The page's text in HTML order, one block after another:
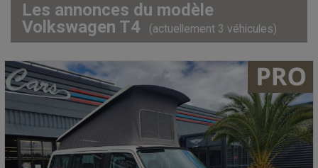
Les annonces du modèle
Volkswagen T4
(actuellement 3 véhicules)